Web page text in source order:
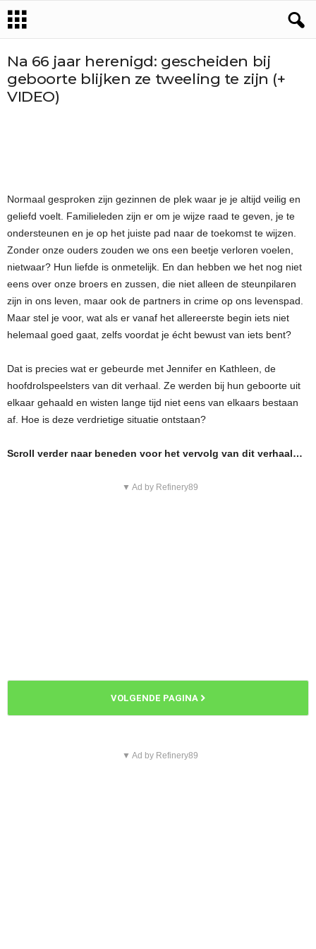
Na 66 jaar herenigd: gescheiden bij
geboorte blijken ze tweeling te zijn (+
VIDEO)
Normaal gesproken zijn gezinnen de plek waar je je altijd veilig en
geliefd voelt. Familieleden zijn er om je wijze raad te geven, je te
ondersteunen en je op het juiste pad naar de toekomst te wijzen.
Zonder onze ouders zouden we ons een beetje verloren voelen,
nietwaar? Hun liefde is onmetelijk. En dan hebben we het nog niet
eens over onze broers en zussen, die niet alleen de steunpilaren
zijn in ons leven, maar ook de partners in crime op ons levenspad.
Maar stel je voor, wat als er vanaf het allereerste begin iets niet
helemaal goed gaat, zelfs voordat je écht bewust van iets bent?
Dat is precies wat er gebeurde met Jennifer en Kathleen, de
hoofdrolspeelsters van dit verhaal. Ze werden bij hun geboorte uit
elkaar gehaald en wisten lange tijd niet eens van elkaars bestaan
af. Hoe is deze verdrietige situatie ontstaan?
Scroll verder naar beneden voor het vervolg van dit verhaal…
▼ Ad by Refinery89
VOLGENDE PAGINA
▼ Ad by Refinery89